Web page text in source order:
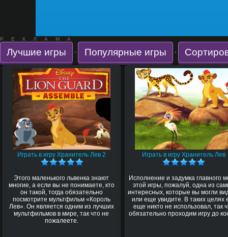
РЕКЛАМА
Лучшие игры · Популярные игры ·
Играть в игру Хранитель Лев 2
Этого маленького львенка знают
многие, а если вы не понимаете, кто
он такой, тогда обязательно
посмотрите мультфильм «Король
Лев». Он является одним из лучших
мультфильмов в мире, так что не
пожалеете.
Играть в игру Хранитель Лев
Исполнение и задумка главного
этой игры, пожалуй, одна из
интересных, которые вы могли
или еще увидите. В таких целях
еще никто не использовал, так
обязательно проходим игру до